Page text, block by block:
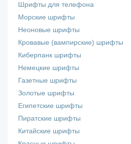
Шрифты для телефона
Морские шрифты
Неоновые шрифты
Кровавые (вампирские) шрифты
Киберпанк шрифты
Немецкие шрифты
Газетные шрифты
Золотые шрифты
Египетские шрифты
Пиратские шрифты
Китайские шрифты